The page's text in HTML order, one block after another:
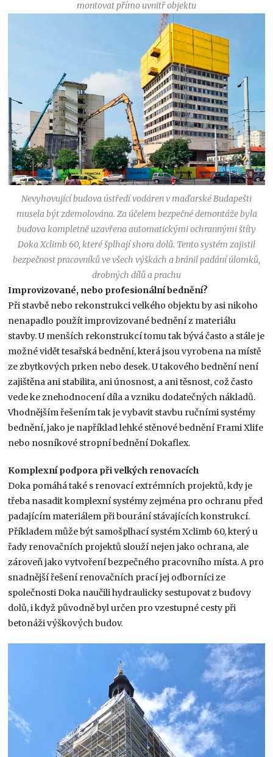
montovat přímo uvnitř objektu
Nevyhovující budova ústředí vodáren v maďarské Budapešti
musela být zdemolována. Za účelem bezpečné demontáže byla
budova kompletně uzavřena automatickými ochrannými štíty
Doka Xclimb 60, které šplhají shora dolů. Tento systém zajistil
bezpečnost pracovníků ve všech výškách a bránil padání úlomků,
drobných dílů a prachu
Improvizované, nebo profesionální bednění?
Při stavbě nebo rekonstrukci velkého objektu by asi nikoho
nenapadlo použít improvizované bednění z materiálu
stavby. U menších rekonstrukcí tomu tak bývá často a stále je
možné vidět tesařská bednění, která jsou vyrobena na místě
ze zbytkových prken nebo desek. U takového bednění není
zajištěna ani stabilita, ani únosnost, a ani těsnost, což často
vede ke znehodnocení díla a vzniku dodatečných nákladů.
Vhodnějším řešením tak je vybavit stavbu ručními systémy
bednění, jako je například lehké stěnové bednění Frami Xlife
nebo nosníkové stropní bednění Dokaflex.
Komplexní podpora při velkých renovacích
Doka pomáhá také s renovací extrémních projektů, kdy je
třeba nasadit komplexní systémy zejména pro ochranu před
padajícím materiálem při bourání stávajících konstrukcí.
Příkladem může být samošplhací systém Xclimb 60, který u
řady renovačních projektů slouží nejen jako ochrana, ale
zároveň jako vytvoření bezpečného pracovního místa. A pro
snadnější řešení renovačních prací jej odborníci ze
společnosti Doka naučili hydraulicky sestupovat z budovy
dolů, i když původně byl určen pro vzestupné cesty při
betonáži výškových budov.